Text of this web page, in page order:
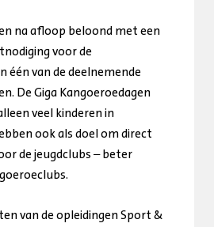
na afloop beloond met een
voor de
één van de deelnemende
De Giga Kangoeroedagen
veel kinderen in
ook als doel om direct
de jeugdclubs – beter
van de opleidingen Sport &